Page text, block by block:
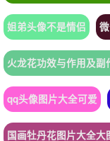
姐弟头像不是情侣
火龙花功效与作用及副
qq头像图片大全可爱
国画牡丹花图片大全大